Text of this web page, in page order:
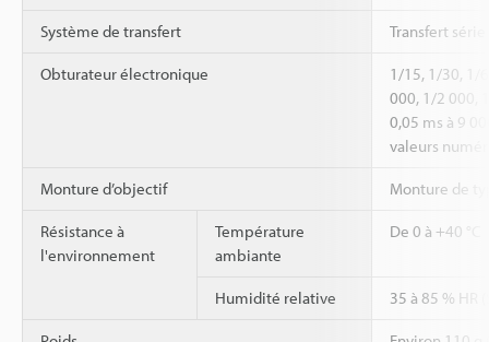
Système de transfert Transfert
Obturateur électronique
1/15, 1/30, 1/
000, 1/2 000,
0,05 ms à 9
valeurs
Monture d’objectif Monture de
Résistance à
l'environnement
Température
ambiante
De 0 à +40 °C
Humidité relative 35 à 85 % HR